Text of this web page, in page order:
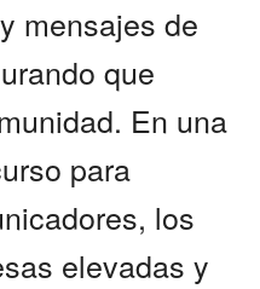
mensajes de
que
En una
para
los
elevadas y